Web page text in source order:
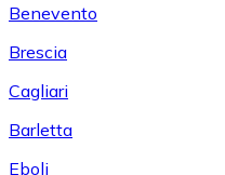
Benevento
Brescia
Cagliari
Barletta
Eboli